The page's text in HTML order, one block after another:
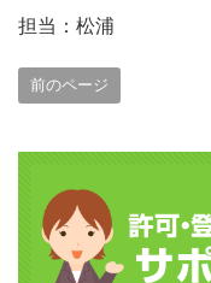
担当：松浦
前のページ